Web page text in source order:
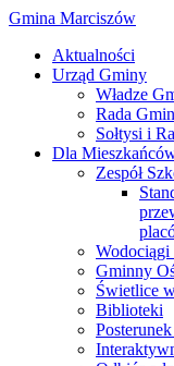
Gmina Marciszów
Aktualności
Urząd Gminy
Władze
Rada
Sołtysi i
Dla
Zespół
Gminny
Świetlice
Biblioteki